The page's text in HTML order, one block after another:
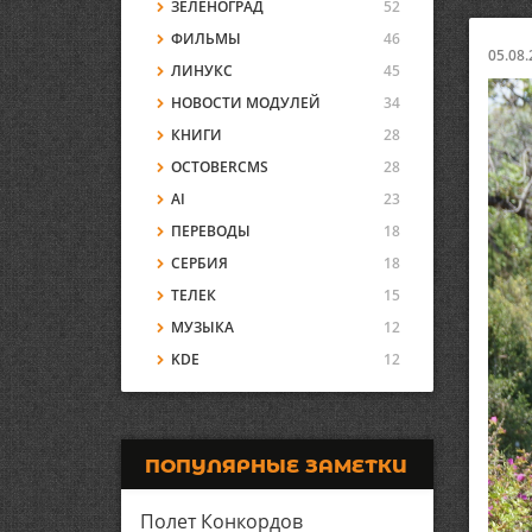
ЗЕЛЕНОГРАД
52
ФИЛЬМЫ
46
ЛИНУКС
45
НОВОСТИ МОДУЛЕЙ
34
КНИГИ
28
OCTOBERCMS
28
AI
23
ПЕРЕВОДЫ
18
СЕРБИЯ
18
ТЕЛЕК
15
МУЗЫКА
12
KDE
12
ПОПУЛЯРНЫЕ ЗАМЕТКИ
Полет Конкордов